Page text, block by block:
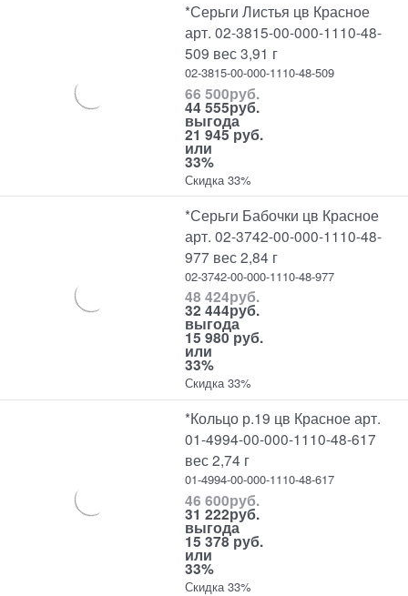
*Серьги Листья цв Красное
арт. 02-3815-00-000-1110-48-
509 вес 3,91 г
02-3815-00-000-1110-48-509
66 500руб.
44 555руб.
выгода
21 945 руб.
или
33%
Скидка 33%
*Серьги Бабочки цв Красное
арт. 02-3742-00-000-1110-48-
977 вес 2,84 г
02-3742-00-000-1110-48-977
48 424руб.
32 444руб.
выгода
15 980 руб.
или
33%
Скидка 33%
*Кольцо р.19 цв Красное арт.
01-4994-00-000-1110-48-617
вес 2,74 г
01-4994-00-000-1110-48-617
46 600руб.
31 222руб.
выгода
15 378 руб.
или
33%
Скидка 33%